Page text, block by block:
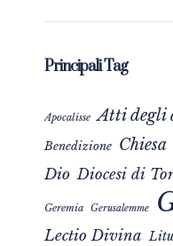
Principali Tag
Apocalisse Atti degli
Benedizione Chiesa
Dio Diocesi di
Geremia Gerusalemme
Lectio Divina